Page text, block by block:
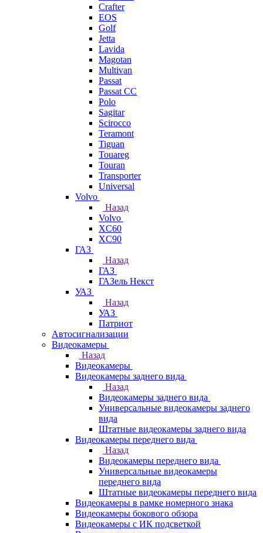
Crafter
EOS
Golf
Jetta
Lavida
Magotan
Multivan
Passat
Passat CC
Polo
Sagitar
Scirocco
Teramont
Tiguan
Touareg
Touran
Transporter
Universal
Volvo
Назад
Volvo
XC60
XC90
ГАЗ
Назад
ГАЗ
ГАЗель Некст
УАЗ
Назад
УАЗ
Патриот
Автосигнализации
Видеокамеры
Назад
Видеокамеры
Видеокамеры заднего вида
Назад
Видеокамеры заднего вида
Универсальные видеокамеры заднего
вида
Штатные видеокамеры заднего вида
Видеокамеры переднего вида
Назад
Видеокамеры переднего вида
Универсальные видеокамеры
переднего вида
Штатные видеокамеры переднего вида
Видеокамеры в рамке номерного знака
Видеокамеры бокового обзора
Видеокамеры с ИК подсветкой